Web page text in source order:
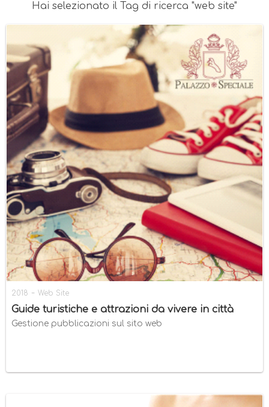
Hai selezionato il Tag di ricerca "web site"
2018 - Web Site
Guide turistiche e attrazioni da vivere in città
Gestione pubblicazioni sul sito web